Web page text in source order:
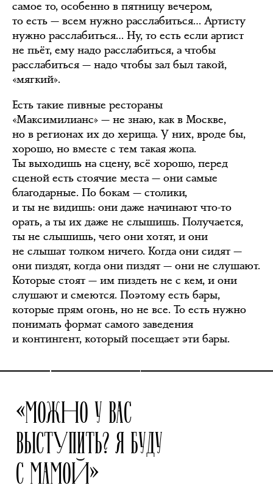
самое то, особенно в пятницу вечером,
то есть — всем нужно расслабиться… Артисту
нужно расслабиться… Ну, то есть если артист
не пьёт, ему надо расслабиться, а чтобы
расслабиться — надо чтобы зал был такой,
«мягкий».
Есть такие пивные рестораны
«Максимилианс» — не знаю, как в Москве,
но в регионах их до херища. У них, вроде бы,
хорошо, но вместе с тем такая жопа.
Ты выходишь на сцену, всё хорошо, перед
сценой есть стоячие места — они самые
благодарные. По бокам — столики,
и ты не видишь: они даже начинают что-то
орать, а ты их даже не слышишь. Получается,
ты не слышишь, чего они хотят, и они
не слышат толком ничего. Когда они сидят —
они пиздят, когда они пиздят — они не слушают.
Которые стоят — им пиздеть не с кем, и они
слушают и смеются. Поэтому есть бары,
которые прям огонь, но не все. То есть нужно
понимать формат самого заведения
и контингент, который посещает эти бары.
«МОЖНО У ВАС
ВЫСТУПИТЬ? Я БУДУ
С МАМОЙ»